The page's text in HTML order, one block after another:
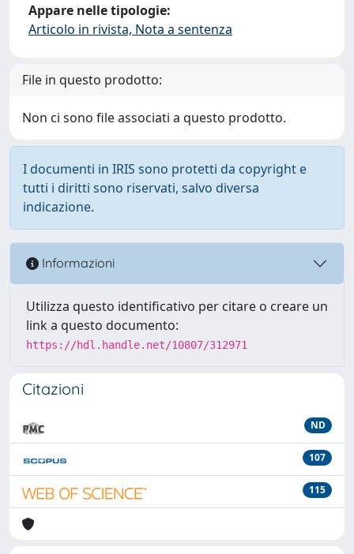
Appare nelle tipologie:
Articolo in rivista, Nota a sentenza
File in questo prodotto:
Non ci sono file associati a questo prodotto.
I documenti in IRIS sono protetti da copyright e
tutti i diritti sono riservati, salvo diversa
indicazione.
Informazioni
Utilizza questo identificativo per citare o creare un
link a questo documento:
https://hdl.handle.net/10807/312971
Citazioni
ND
107
115